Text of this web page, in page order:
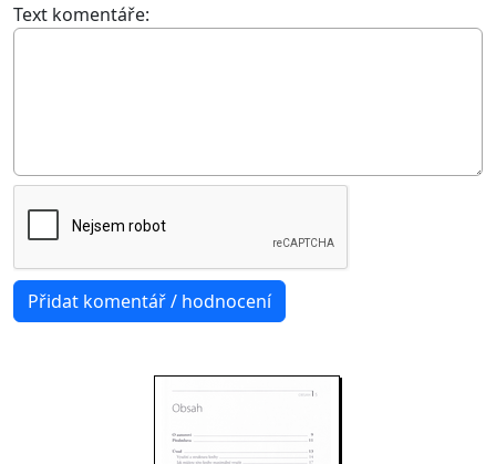
Text komentáře: